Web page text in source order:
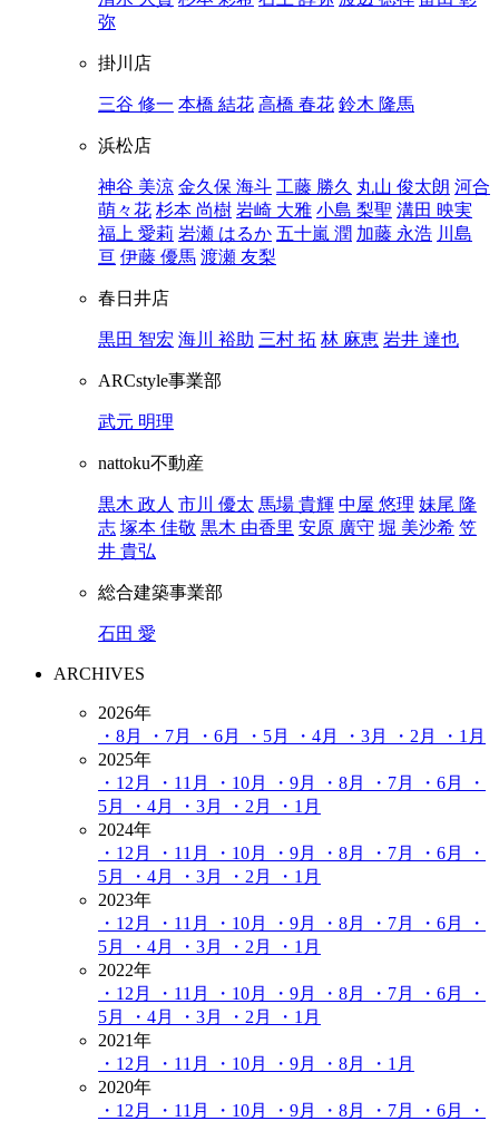
弥
掛川店
三谷 修一 本橋 結花 高橋 春花 鈴木 隆馬
浜松店
神谷 美涼 金久保 海斗 工藤 勝久 丸山 俊太朗 河合
萌々花 杉本 尚樹 岩崎 大雅 小島 梨聖 溝田 映実
福上 愛莉 岩瀬 はるか 五十嵐 潤 加藤 永浩 川島
亘 伊藤 優馬 渡瀬 友梨
春日井店
黒田 智宏 海川 裕助 三村 拓 林 麻恵 岩井 達也
ARCstyle事業部
武元 明理
nattoku不動産
黒木 政人 市川 優太 馬場 貴輝 中屋 悠理 妹尾 隆
志 塚本 佳敬 黒木 由香里 安原 廣守 堀 美沙希 笠
井 貴弘
総合建築事業部
石田 愛
ARCHIVES
2026年
・8月
・7月 ・6月 ・5月 ・4月 ・3月 ・2月
・1月
2025年
・12月
・11月 ・10月 ・9月 ・8月 ・7月 ・6月
・
5月
・4月 ・3月 ・2月
・1月
2024年
・12月
・11月 ・10月 ・9月 ・8月 ・7月 ・6月
・
5月
・4月 ・3月 ・2月
・1月
2023年
・12月
・11月 ・10月 ・9月 ・8月 ・7月 ・6月
・
5月
・4月 ・3月 ・2月
・1月
2022年
・12月
・11月 ・10月 ・9月 ・8月 ・7月 ・6月
・
5月
・4月 ・3月 ・2月
・1月
2021年
・12月
・11月 ・10月 ・9月 ・8月
・1月
2020年
・12月
・11月 ・10月 ・9月 ・8月 ・7月 ・6月
・